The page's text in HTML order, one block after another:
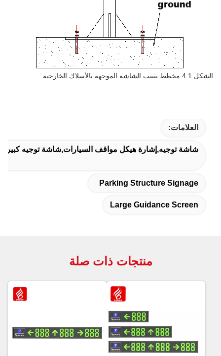
الشكل 4.1 مخطط تثبيت الشاشة الموجهة بالأسلاك الخارجية
العلامات:
شاشة توجيه,إشارة هيكل مواقف السيارات,شاشة توجيه كبيرة
Parking Structure Signage
Large Guidance Screen
منتجات ذات صلة